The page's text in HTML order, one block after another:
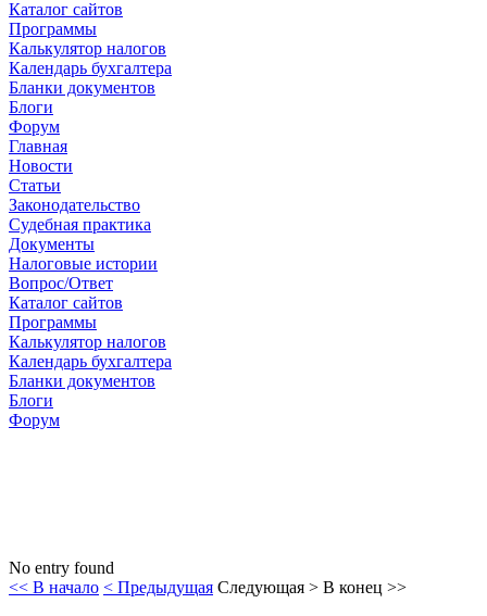
Каталог сайтов
Программы
Калькулятор налогов
Календарь бухгалтера
Бланки документов
Блоги
Форум
Главная
Новости
Cтатьи
Законодательство
Судебная практика
Документы
Налоговые истории
Вопрос/Ответ
Каталог сайтов
Программы
Калькулятор налогов
Календарь бухгалтера
Бланки документов
Блоги
Форум
No entry found
<< В начало < Предыдущая Следующая > В конец >>